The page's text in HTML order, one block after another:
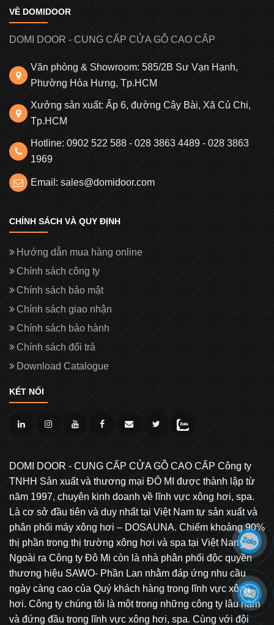
VỀ DOMIDOOR
DOMI DOOR - CUNG CẤP CỬA GỖ CAO CẤP
Văn phòng & Showroom: 585/2B Sư Vạn Hạnh,
Phường Hòa Hưng, Tp.HCM
Xưởng sản xuất: Ấp 6, đường Cây Bài, Xã Củ Chi,
Tp.HCM
Hotline: 0902 522 588 - 028 3863 4489 - 028 3863
1969
Email: sales@domidoor.com
CHÍNH SÁCH VÀ QUY ĐỊNH
Hướng dẫn mua hàng online
Chính sách công ty
Chính sách bảo mật
Chính sách giao nhận
Chính sách bảo hành
Chính sách đổi trả
Download Catalogue
KẾT NỐI
DOMI DOOR - CUNG CẤP CỬA GỖ CAO CẤP Công ty
TNHH Sản xuất và thương mại ĐÔ MI được thành lập từ
năm 1997, chuyên kinh doanh về lĩnh vực xông hơi, spa.
Là cơ sở đầu tiên và duy nhất tại Việt Nam tự sản xuất và
phân phối máy xông hơi – DOSAUNA. Chiếm khoảng 90%
thị phần trong thị trường xông hơi và spa tại Việt Nam.
Ngoài ra Công ty Đô Mi còn là nhà phân phối độc quyền
thương hiệu SAWO- Phần Lan nhằm đáp ứng nhu cầu
ngày càng cao của Quý khách hàng trong lĩnh vực xông
hơi. Công ty chúng tôi là một trong những công ty lâu năm
và đứng đầu trong lĩnh vực xông hơi, spa. Cùng với đội